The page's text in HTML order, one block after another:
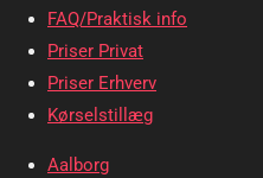
FAQ/Praktisk info
Priser Privat
Priser Erhverv
Kørselstillæg
Aalborg